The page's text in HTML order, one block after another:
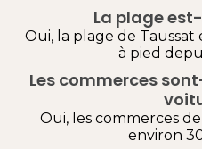
La plage
Oui, la plage de Taussat
à pied
Les commerces
Oui, les commerces
environ